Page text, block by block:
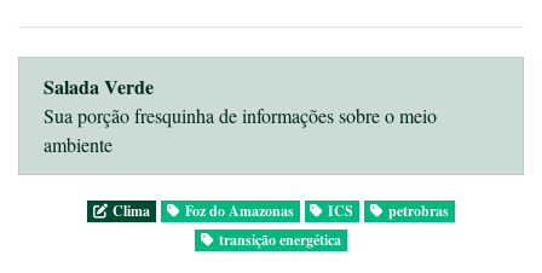
Salada Verde
Sua porção fresquinha de informações sobre o meio
ambiente
Clima Foz do Amazonas ICS
petrobras
transição energética